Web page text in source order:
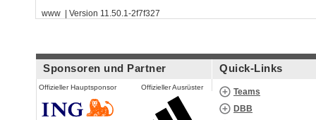
www | Version 11.50.1-2f7f327
Sponsoren und Partner
Offizieller Hauptsponsor Offizieller Ausrüster
Quick-Links
Teams
DBB